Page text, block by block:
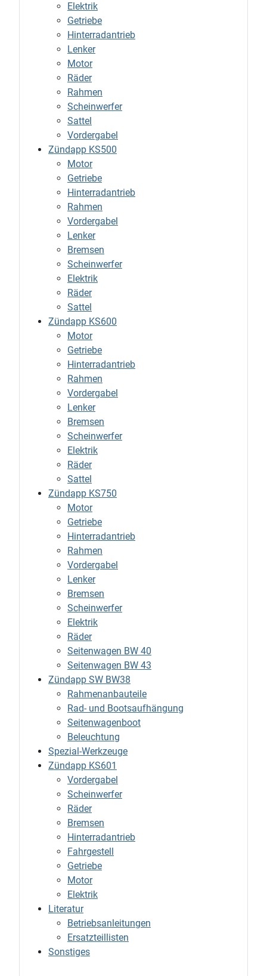
Elektrik
Getriebe
Hinterradantrieb
Lenker
Motor
Räder
Rahmen
Scheinwerfer
Sattel
Vordergabel
Zündapp KS500
Motor
Getriebe
Hinterradantrieb
Rahmen
Vordergabel
Lenker
Bremsen
Scheinwerfer
Elektrik
Räder
Sattel
Zündapp KS600
Motor
Getriebe
Hinterradantrieb
Rahmen
Vordergabel
Lenker
Bremsen
Scheinwerfer
Elektrik
Räder
Sattel
Zündapp KS750
Motor
Getriebe
Hinterradantrieb
Rahmen
Vordergabel
Lenker
Bremsen
Scheinwerfer
Elektrik
Räder
Seitenwagen BW 40
Seitenwagen BW 43
Zündapp SW BW38
Rahmenanbauteile
Rad- und Bootsaufhängung
Seitenwagenboot
Beleuchtung
Spezial-Werkzeuge
Zündapp KS601
Vordergabel
Scheinwerfer
Räder
Bremsen
Hinterradantrieb
Fahrgestell
Getriebe
Motor
Elektrik
Literatur
Betriebsanleitungen
Ersatzteillisten
Sonstiges